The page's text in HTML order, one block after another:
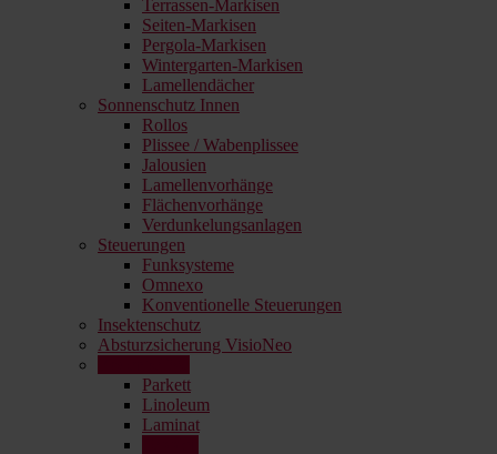
Terrassen-Markisen
Seiten-Markisen
Pergola-Markisen
Wintergarten-Markisen
Lamellendächer
Sonnenschutz Innen
Rollos
Plissee / Wabenplissee
Jalousien
Lamellenvorhänge
Flächenvorhänge
Verdunkelungsanlagen
Steuerungen
Funksysteme
Omnexo
Konventionelle Steuerungen
Insektenschutz
Absturzsicherung VisioNeo
Parkett
Linoleum
Laminat